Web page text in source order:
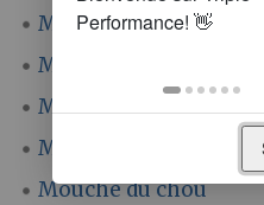
Mouche de la cerise
Mouche des graminées
Mouche des semis
Mouche du brou
Mouche du chou